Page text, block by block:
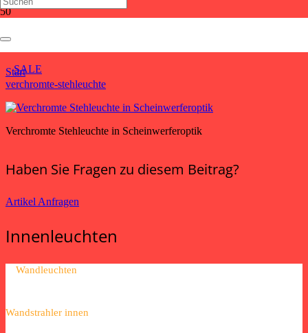
SALE
verchromte-stehleuchte
Start
verchromte-stehleuchte
Verchromte Stehleuchte in Scheinwerferoptik
Haben Sie Fragen zu diesem Beitrag?
Artikel Anfragen
Innenleuchten
Wandleuchten
Wandstrahler innen